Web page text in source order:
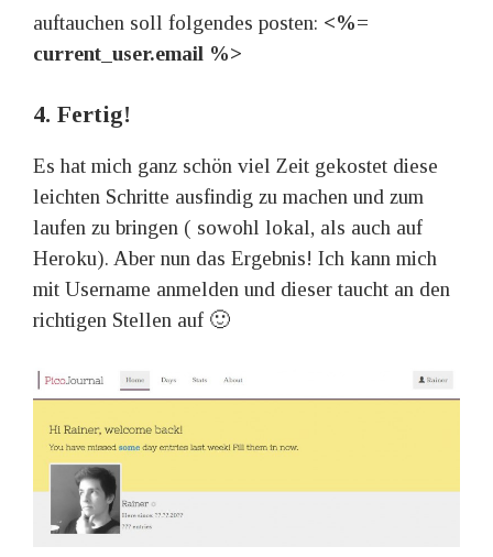
auftauchen soll folgendes posten: <%=
current_user.email %>
4. Fertig!
Es hat mich ganz schön viel Zeit gekostet diese
leichten Schritte ausfindig zu machen und zum
laufen zu bringen ( sowohl lokal, als auch auf
Heroku). Aber nun das Ergebnis! Ich kann mich
mit Username anmelden und dieser taucht an den
richtigen Stellen auf 🙂